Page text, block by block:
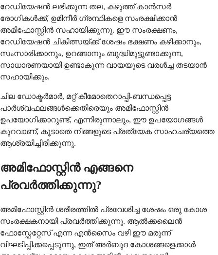
റേഡിയേഷൻ ലഭിക്കുന്ന തല, കഴുത്ത് കാൻസർ
രോഗികൾക്ക്, ഉമിനീർ ഗ്രന്ഥികളെ സംരക്ഷിക്കാൻ
അമിഫോസ്റ്റിൻ സഹായിക്കുന്നു. ഈ സംരക്ഷണം,
റേഡിയേഷൻ ചികിത്സയ്ക്ക് ശേഷം ഭക്ഷണം കഴിക്കാനും,
സംസാരിക്കാനും, ഉറങ്ങാനും ബുദ്ധിമുട്ടുണ്ടാക്കുന്ന,
സാധാരണയായി ഉണ്ടാകുന്ന വായയുടെ വരൾച്ച തടയാൻ
സഹായിക്കും.
ചില ഡോക്ടർമാർ, മറ്റ് കീമോതെറാപ്പി-ബന്ധപ്പെട്ട
പാർശ്വഫലങ്ങൾക്കെതിരെയും അമിഫോസ്റ്റിൻ
ഉപയോഗിക്കാറുണ്ട്, എന്നിരുന്നാലും, ഈ ഉപയോഗങ്ങൾ
കുറവാണ്, കൂടാതെ നിങ്ങളുടെ പ്രത്യേക സാഹചര്യത്തെ
ആശ്രയിച്ചിരിക്കുന്നു.
അമിഫോസ്റ്റിൻ എങ്ങനെ
പ്രവർത്തിക്കുന്നു?
അമിഫോസ്റ്റിൻ ശരീരത്തിൽ പ്രവേശിച്ച ശേഷം ഒരു കോശ
സംരക്ഷകനായി പ്രവർത്തിക്കുന്നു. ആൽക്കലൈൻ
ഫോസ്ഫേറ്റേസ് എന്ന എൻസൈം വഴി ഈ മരുന്ന്
വിഘടിപ്പിക്കപ്പെടുന്നു, ഇത് അർബുദ കോശങ്ങളെക്കാൾ